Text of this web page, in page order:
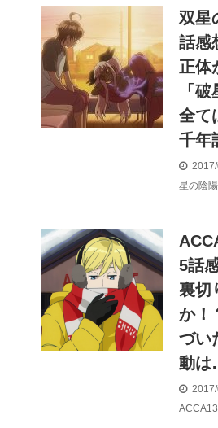
双星
話
正体
「
全て
千年
2017/
星の陰
5話
裏切
か！
づい
動
2017/